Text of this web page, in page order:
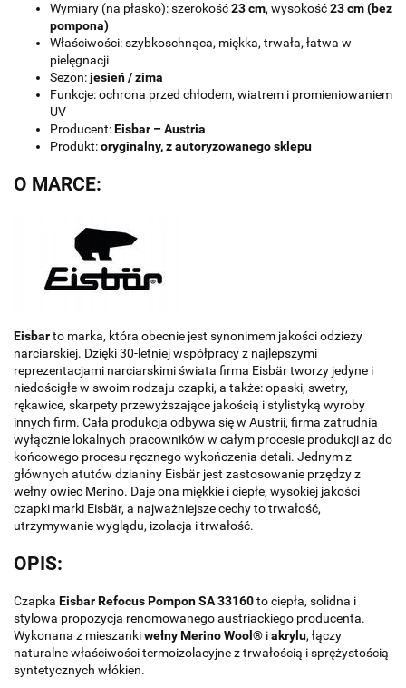
Wymiary (na płasko): szerokość23 cm, wysokość23 cm (bez
pompona)
Właściwości: szybkoschnąca, miękka, trwała, łatwa w
pielęgnacji
Sezon:jesień / zima
Funkcje: ochrona przed chłodem, wiatrem i promieniowaniem
UV
Producent:Eisbar – Austria
Produkt:oryginalny, z autoryzowanego sklepu
O MARCE:
Eisbarto marka, która obecnie jest synonimem jakości odzieży
narciarskiej. Dzięki 30-letniej współpracy z najlepszymi
reprezentacjami narciarskimi świata firma Eisbär tworzy jedyne i
niedościgłe w swoim rodzaju czapki, a także: opaski, swetry,
rękawice, skarpety przewyższające jakością i stylistyką wyroby
innych firm. Cała produkcja odbywa się w Austrii, firma zatrudnia
wyłącznie lokalnych pracowników w całym procesie produkcji aż do
końcowego procesu ręcznego wykończenia detali. Jednym z
głównych atutów dzianiny Eisbär jest zastosowanie przędzy z
wełny owiec Merino. Daje ona miękkie i ciepłe, wysokiej jakości
czapki marki Eisbär, a najważniejsze cechy to trwałość,
utrzymywanie wyglądu, izolacja i trwałość.
OPIS:
Czapka Eisbar Refocus Pompon SA 33160to ciepła, solidna i
stylowa propozycja renomowanego austriackiego producenta.
Wykonana z mieszankiwełny Merino Wool® iakrylu, łączy
naturalne właściwości termoizolacyjne z trwałością i sprężystością
syntetycznych włókien.